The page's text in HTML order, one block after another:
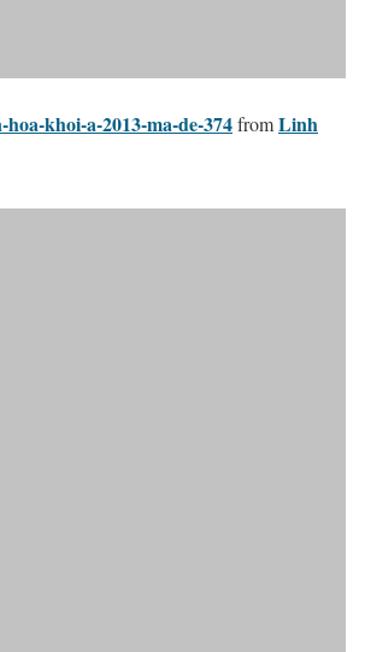
khoi-a-2013-ma-de-374fromLinh